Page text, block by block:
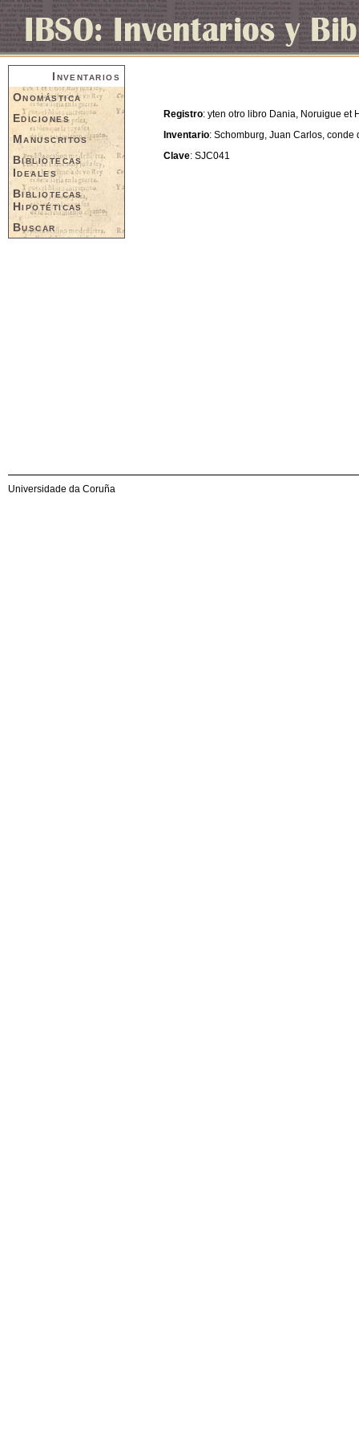
Inventarios
Onomástica
Ediciones
Manuscritos
Bibliotecas
Ideales
Bibliotecas
Hipotéticas
Buscar
Registro: yten otro libro Dania, Noruigue et
Inventario: Schomburg, Juan Carlos, conde
Clave: SJC041
Universidade da Coruña